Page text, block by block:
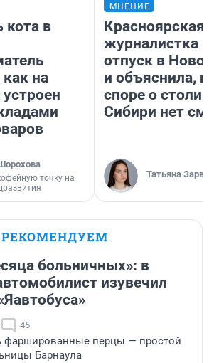
кота в
как на
точку на
МНЕНИЕ
Красноярская
журналистка
отпуск в
и объяснила,
споре о
Сибири нет
Татьяна Зарва
РЕКОМЕНДУЕМ
больничных»: в
изувечил
45
фаршированные перцы — простой
Барнаула